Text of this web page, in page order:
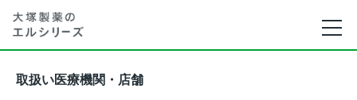
取扱い医療機関・店舗